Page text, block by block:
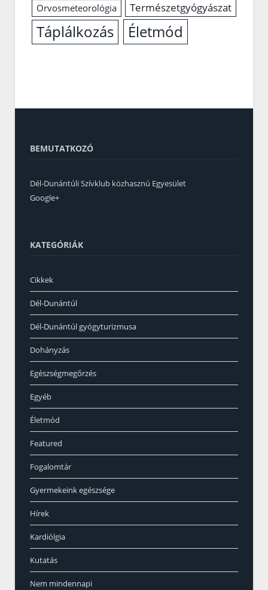
Orvosmeteorológia Természetgyógyászat
Táplálkozás Életmód
BEMUTATKOZÓ
Dél-Dunántúli Szívklub közhasznú Egyesület
Google+
KATEGÓRIÁK
Cikkek
Dél-Dunántúl
Dél-Dunántúl gyógyturizmusa
Dohányzás
Egészségmegőrzés
Egyéb
Életmód
Featured
Fogalomtár
Gyermekeink egészsége
Hírek
Kardiólgia
Kutatás
Nem mindennapi